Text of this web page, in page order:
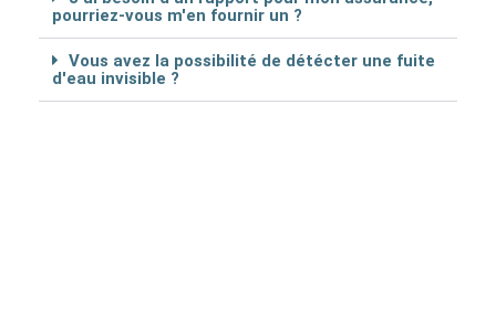
pourriez-vous m'en fournir un ?
Vous avez la possibilité de détécter une fuite
d'eau invisible ?